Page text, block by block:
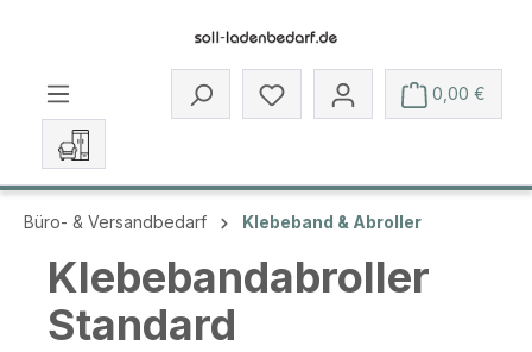
Du hast 0 Produkte auf dem
0,00 €
Büro- & Versandbedarf Klebeband & Abroller
Klebebandabroller
Standard